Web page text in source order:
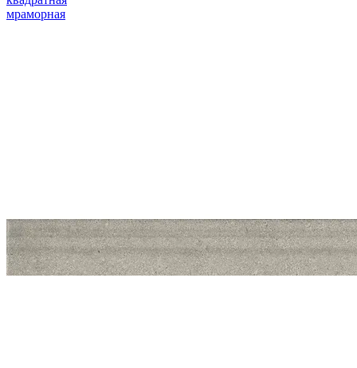
мраморная